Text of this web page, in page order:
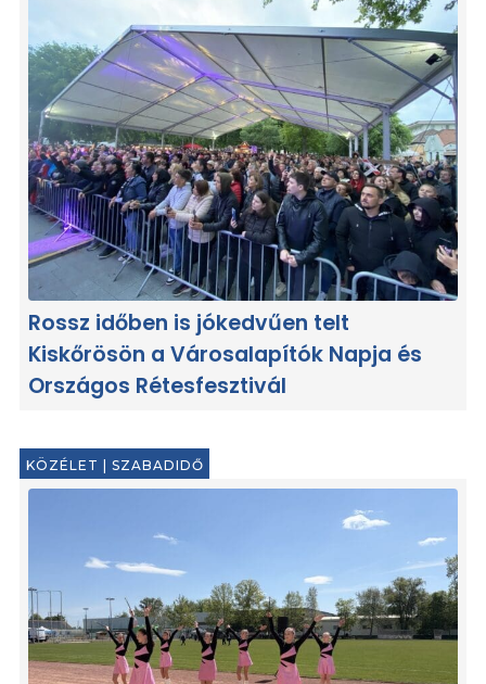
Rossz időben is jókedvűen telt
Kiskőrösön a Városalapítók Napja és
Országos Rétesfesztivál
KÖZÉLET | SZABADIDŐ